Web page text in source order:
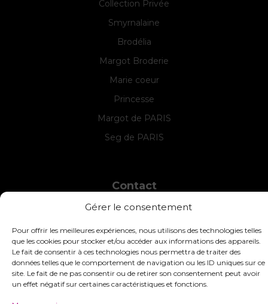
Gérer le consentement
Pour offrir les meilleures expériences, nous utilisons des technologies telles
que les cookies pour stocker et/ou accéder aux informations des appareils.
Le fait de consentir à ces technologies nous permettra de traiter des
données telles que le comportement de navigation ou les ID uniques sur ce
site. Le fait de ne pas consentir ou de retirer son consentement peut avoir
un effet négatif sur certaines caractéristiques et fonctions.
Collection Privée
Smyrnalaine
Brodélia
Margot Broderie
Marie coeur
Princesse
Margot de PARIS
Seg de PARIS
Contact
INTERSTISS
42360 Panissières
France
+33 (0)4 74 01 99 80
commandes@interstiss.com